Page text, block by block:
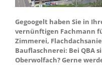
Gegoogelt haben Sie in
vernünftigen Fachmann
Zimmerei,
Bauflaschnerei: Bei QBA
Oberwolfach? Gerne